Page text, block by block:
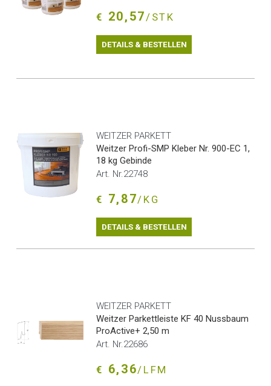
€ 20,57/STK
DETAILS & BESTELLEN
WEITZER PARKETT
Weitzer Profi-SMP Kleber Nr. 900-EC 1,
18 kg Gebinde
Art. Nr.22748
€ 7,87/KG
DETAILS & BESTELLEN
WEITZER PARKETT
Weitzer Parkettleiste KF 40 Nussbaum
ProActive+ 2,50 m
Art. Nr.22686
€ 6,36/LFM